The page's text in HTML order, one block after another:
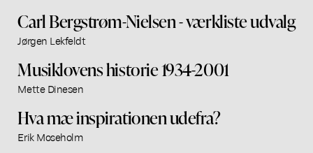
Carl Bergstrøm-Nielsen - værkliste udvalg
Jørgen Lekfeldt
Musiklovens historie 1934-2001
Mette Dinesen
Hva mæ inspirationen udefra?
Erik Moseholm